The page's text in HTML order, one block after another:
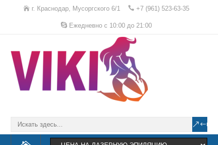
г. Краснодар, Мусоргского 6/1 +7 (961) 523-63-35
Ежедневно с 10:00 до 21:00